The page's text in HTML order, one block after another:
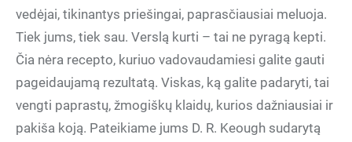
vedėjai, tikinantys priešingai, paprasčiausiai meluoja.
Tiek jums, tiek sau. Verslą kurti – tai ne pyragą kepti.
Čia nėra recepto, kuriuo vadovaudamiesi galite gauti
pageidaujamą rezultatą. Viskas, ką galite padaryti, tai
vengti paprastų, žmogiškų klaidų, kurios dažniausiai ir
pakiša koją. Pateikiame jums D. R. Keough sudarytą